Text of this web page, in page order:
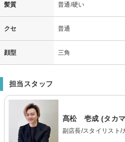
髪質 普通/硬い
クセ 普通
顔型 三角
担当スタッフ
髙松 壱成 (タカ
副店長/スタイリスト/